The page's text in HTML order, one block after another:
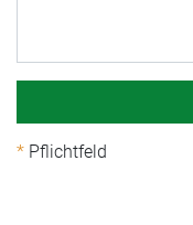
Pflichtfeld